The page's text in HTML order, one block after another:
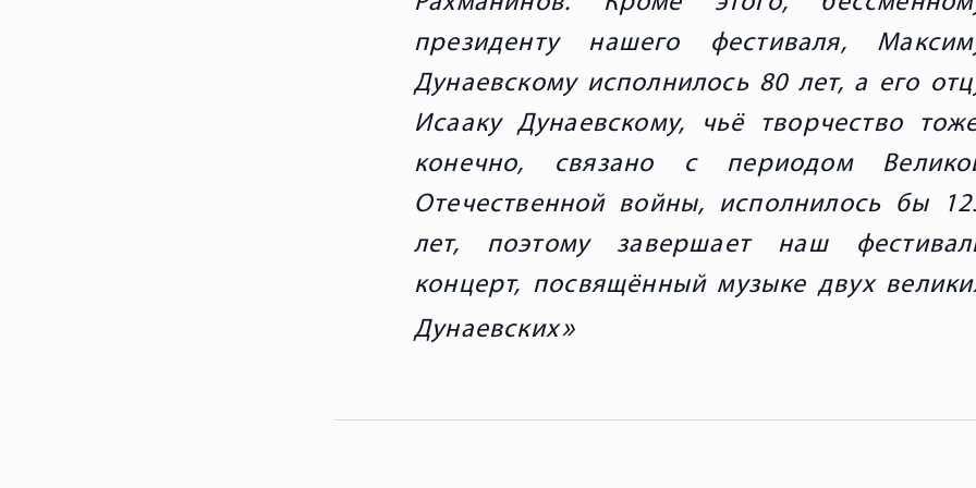
президенту нашего фестиваля,
Дунаевскому исполнилось 80 лет, а его
Исааку Дунаевскому, чьё творчество
конечно, связано с периодом
Отечественной войны, исполнилось бы
лет, поэтому завершает наш
концерт, посвящённый музыке двух
Дунаевских